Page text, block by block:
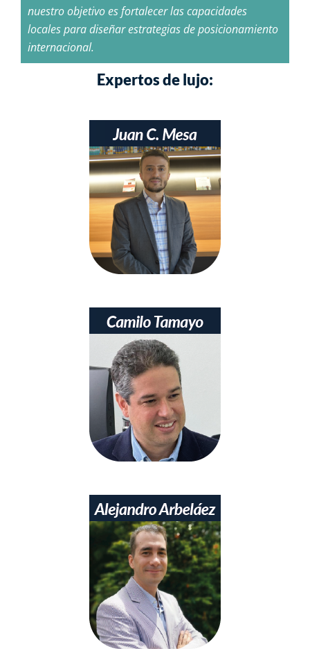
nuestro objetivo es fortalecer las capacidades
locales para diseñar estrategias de posicionamiento
internacional.
Expertos de lujo: